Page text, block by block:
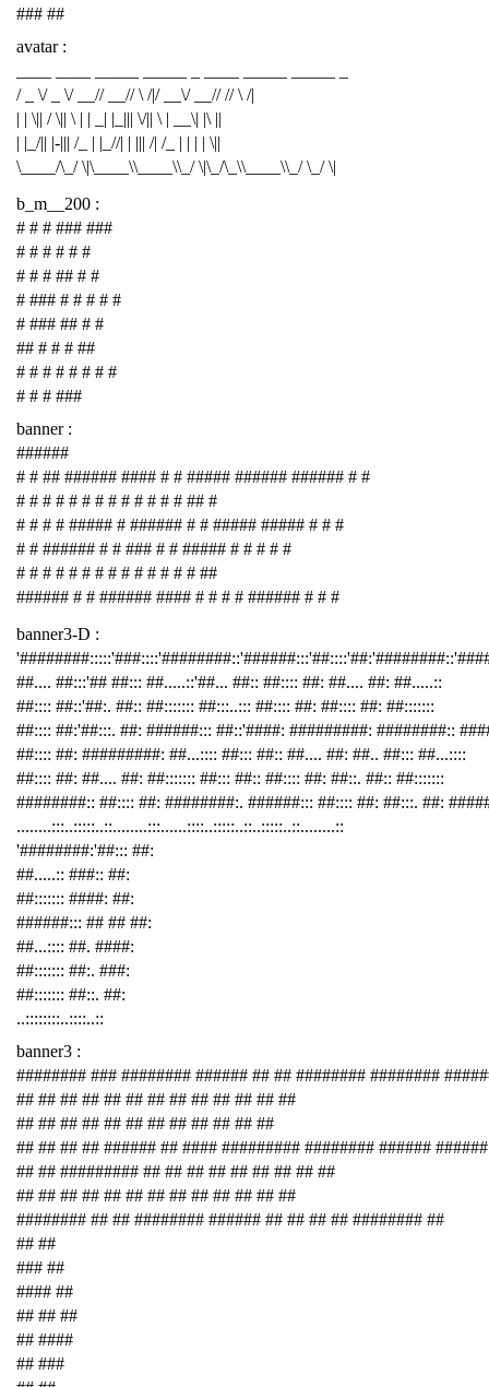
### ##
avatar :
/ _ \/ _ \/ __// __// \ /|/ __\/ __// // \ /|
| | \|| / \|| \ | | _| |_||| \/|| \ | __\| |\ ||
| |_/|| |-||| /_ | |_//| | ||| /| /_ | | | | \||
\____/\_/ \|\____\\____\\_/ \|\_/\_\\____\\_/ \_/ \|
b_m__200 :
# # # ### ###
# # # # # #
# # # ## # #
# ### # # # # #
# ### ## # #
## # # # ##
# # # # # # # #
# # # ###
banner :
######
# # ## ###### #### # # ##### ###### ###### # #
# # # # # # # # # # # # # ## #
# # # # ##### # ###### # # ##### ##### # # #
# # ###### # # ### # # ##### # # # # #
# # # # # # # # # # # # # # ##
###### # # ###### #### # # # # ###### # # #
banner3-D :
##.... ##:::'## ##::: ##.....::'##... ##:: ##:::: ##: ##.... ##: ##.....::
##:::: ##::'##:. ##:: ##::::::: ##:::..::: ##:::: ##: ##:::: ##: ##:::::::
##:::: ##:'##:::. ##: ######::: ##::'####: #########: ########::
##:::: ##: #########: ##...:::: ##::: ##:: ##.... ##: ##.. ##::: ##...::::
##:::: ##: ##.... ##: ##::::::: ##::: ##:: ##:::: ##: ##::. ##:: ##:::::::
########:: ##:::: ##: ########:. ######::: ##:::: ##: ##:::. ##:
........:::..:::::..::........:::......::::..:::::..::..:::::..::........::
'########:'##::: ##:
##.....:: ###:: ##:
##::::::: ####: ##:
######::: ## ## ##:
##...:::: ##. ####:
##::::::: ##:. ###:
##::::::: ##::. ##:
..::::::::..::::..::
banner3 :
######## ### ######## ###### ## ## ######## ########
## ## ## ## ## ## ## ## ## ## ## ## ##
## ## ## ## ## ## ## ## ## ## ## ##
## ## ## ## ###### ## #### ######### ######## ###### ######
## ## ######### ## ## ## ## ## ## ## ## ##
## ## ## ## ## ## ## ## ## ## ## ## ##
######## ## ## ######## ###### ## ## ## ## ######## ##
## ##
### ##
#### ##
## ## ##
## ####
## ###